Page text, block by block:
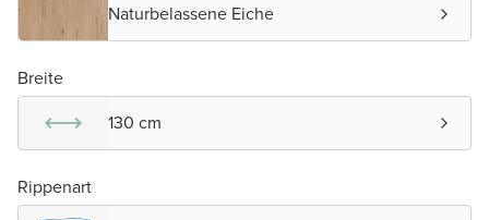
Naturbelassene Eiche
Breite
130 cm
Rippenart